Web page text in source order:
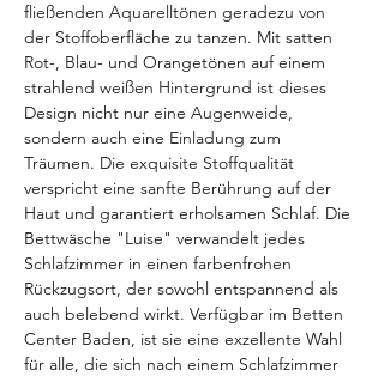
fließenden Aquarelltönen geradezu von
der Stoffoberfläche zu tanzen. Mit satten
Rot-, Blau- und Orangetönen auf einem
strahlend weißen Hintergrund ist dieses
Design nicht nur eine Augenweide,
sondern auch eine Einladung zum
Träumen. Die exquisite Stoffqualität
verspricht eine sanfte Berührung auf der
Haut und garantiert erholsamen Schlaf. Die
Bettwäsche "Luise" verwandelt jedes
Schlafzimmer in einen farbenfrohen
Rückzugsort, der sowohl entspannend als
auch belebend wirkt. Verfügbar im Betten
Center Baden, ist sie eine exzellente Wahl
für alle, die sich nach einem Schlafzimmer